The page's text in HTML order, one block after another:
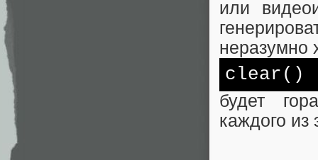
или
неразумно
clear()
будет
каждого из